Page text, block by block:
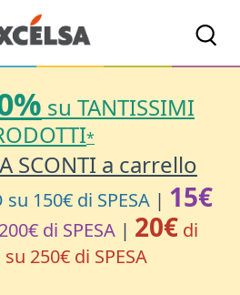
su TANTISSIMI
*
SCONTI a carrello
su 150€ di SPESA| 15€
di SPESA | 20€ di
250€ di SPESA